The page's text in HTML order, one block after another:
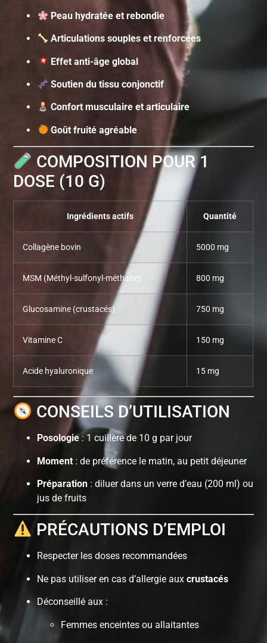
Peau hydratée et rebondie
Articulations souples et renforcées
Effet anti-âge global
Soutien du tissu conjonctif
Confort musculaire et articulaire
Goût fruité agréable
COMPOSITION POUR 1
DOSE (10 G)
Ingrédients actifs Quantité
Collagène bovin 5000 mg
MSM (Méthyl-sulfonyl-méthane) 800 mg
Glucosamine (crustacés) 750 mg
Vitamine C 150 mg
Acide hyaluronique 15 mg
CONSEILS D’UTILISATION
Posologie: 1 cuillère de 10 g par jour
Moment : de préférence le matin, au petit déjeuner
Préparation : diluer dans un verre d’eau (200 ml) ou
jus de fruits
PRÉCAUTIONS D’EMPLOI
Respecter les doses recommandées
Ne pas utiliser en cas d’allergie auxcrustacés
Déconseillé aux :
Femmes enceintes ou allaitantes